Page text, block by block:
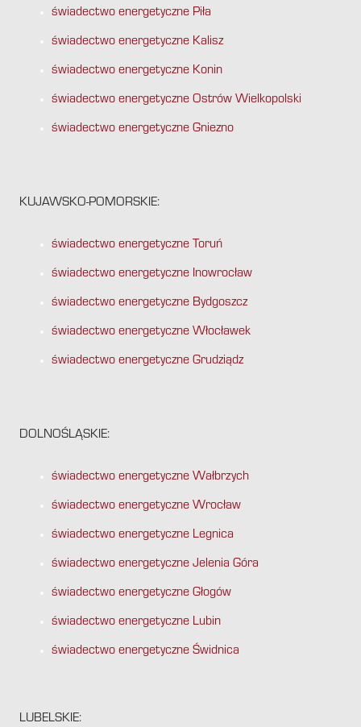
świadectwo energetyczne Piła
świadectwo energetyczne Kalisz
świadectwo energetyczne Konin
świadectwo energetyczne Ostrów Wielkopolski
świadectwo energetyczne Gniezno
KUJAWSKO-POMORSKIE:
świadectwo energetyczne Toruń
świadectwo energetyczne Inowrocław
świadectwo energetyczne Bydgoszcz
świadectwo energetyczne Włocławek
świadectwo energetyczne Grudziądz
DOLNOŚLĄSKIE:
świadectwo energetyczne Wałbrzych
świadectwo energetyczne Wrocław
świadectwo energetyczne Legnica
świadectwo energetyczne Jelenia Góra
świadectwo energetyczne Głogów
świadectwo energetyczne Lubin
świadectwo energetyczne Świdnica
LUBELSKIE: